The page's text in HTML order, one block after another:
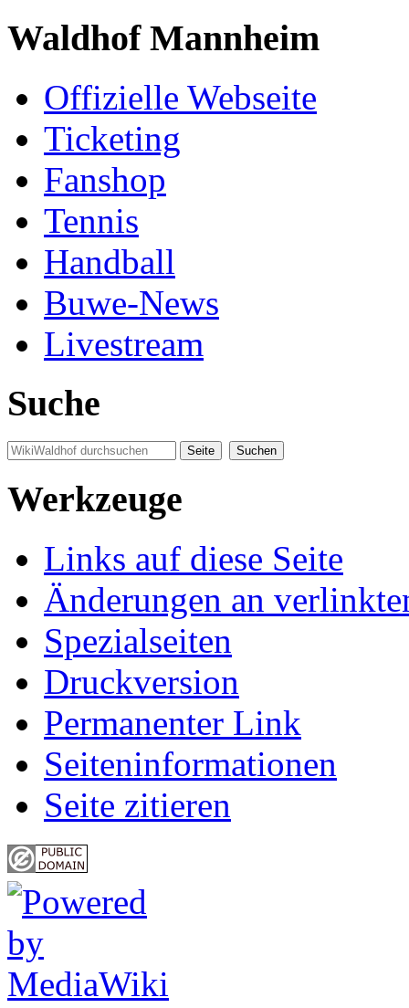
Waldhof Mannheim
Offizielle Webseite
Ticketing
Fanshop
Tennis
Handball
Buwe-News
Livestream
Suche
Werkzeuge
Links auf diese Seite
Änderungen an
Spezialseiten
Druckversion
Permanenter Link
Seiten­informationen
Seite zitieren